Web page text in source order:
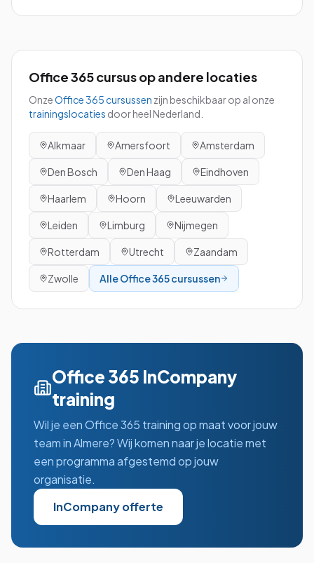
Office 365cursusop andere locaties
OnzeOffice 365cursussen zijn beschikbaar op al onze
trainingslocaties door heel Nederland.
Alkmaar Amersfoort Amsterdam
Den Bosch Den Haag Eindhoven
Haarlem Hoorn Leeuwarden
Leiden Limburg Nijmegen
Rotterdam Utrecht Zaandam
Zwolle AlleOffice 365cursussen
Office 365 InCompany
training
Wil je eenOffice 365 training op maat voor jouw
team inAlmere? Wij komen naar je locatie met
een programma afgestemd op jouw
organisatie.
InCompany offerte